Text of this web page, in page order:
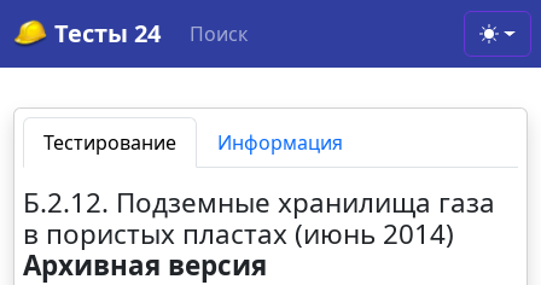
Тесты 24 Поиск
Тестирование Информация
Б.2.12. Подземные хранилища газа
в пористых пластах (июнь 2014)
Архивная версия